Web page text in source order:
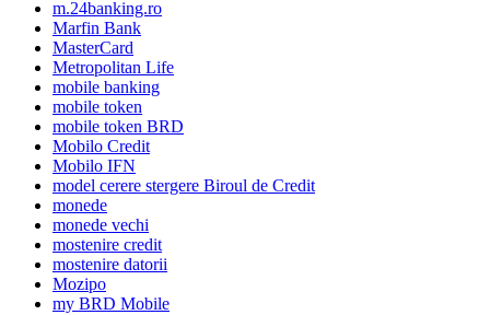
m.24banking.ro
Marfin Bank
MasterCard
Metropolitan Life
mobile banking
mobile token
mobile token BRD
Mobilo Credit
Mobilo IFN
model cerere stergere Biroul de Credit
monede
monede vechi
mostenire credit
mostenire datorii
Mozipo
my BRD Mobile